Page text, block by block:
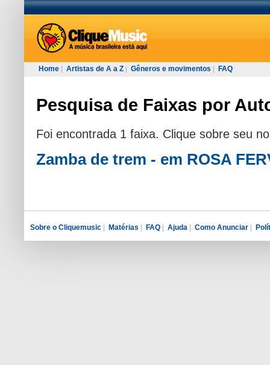
Home Artistas de A a Z Gêneros e movimentos FAQ
Pesquisa de Faixas por
Foi encontrada 1 faixa. Clique sobre seu
Zamba de trem - em ROSA
Sobre o Cliquemusic | Matérias | FAQ | Ajuda | Como Anunciar |